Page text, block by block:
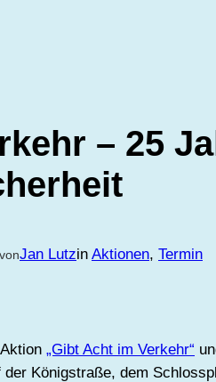
– 25
vonJan Lutzin Aktionen, Termin
„Gibt Acht im Verkehr“
Königstraße, dem